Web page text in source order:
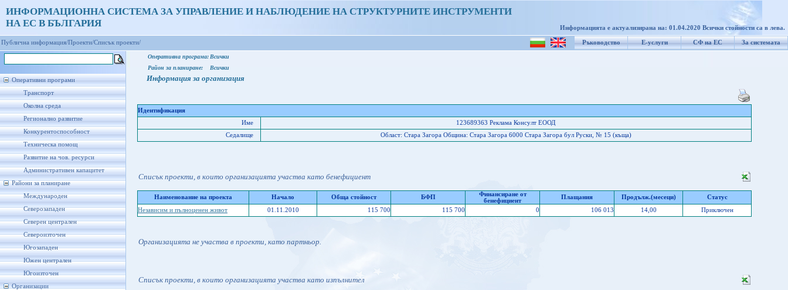
ИНФОРМАЦИОННА СИСТЕМА ЗА УПРАВЛЕНИЕ И НАБЛЮДЕНИЕ НА СТРУКТУРНИТЕ ИНСТРУМЕНТИ
НА ЕС В БЪЛГАРИЯ
Информацията е актуализирана на: 01.04.2020 Всички стойности са в лева.
Ръководство Е-услуги СФ на ЕС За системата
Публична информация/Проекти/Списък проекти/
Оперативни програми
Транспорт
Околна среда
Регионално развитие
Конкурентоспособност
Техническа помощ
Развитие на чов. ресурси
Административен капацитет
Райони за планиране
Международен
Северозападен
Северен централен
Североизточен
Югозападен
Южен централен
Югоизточен
Организации
Оперативна програма: Всички
Район за планиране:
Всички
Информация за организация
Идентификация
Име
123689363 Реклама Консулт ЕООД
Седалище
Област: Стара Загора Oбщина: Стара Загора 6000 Стара Загора бул Руски, № 15 (къща)
Списък проекти, в които организацията участва като бенефициент
Наименование на проекта Начало Обща стойност БФП
Финансиране от
бенефициент
Плащания Продълж.(месеци)
Статус
Независим и пълноценен живот
01.11.2010 115 700 115 700 0 106 013 14,00 Приключен
Организацията не участва в проекти, като партньор.
Списък проекти, в които организацията участва като изпълнител